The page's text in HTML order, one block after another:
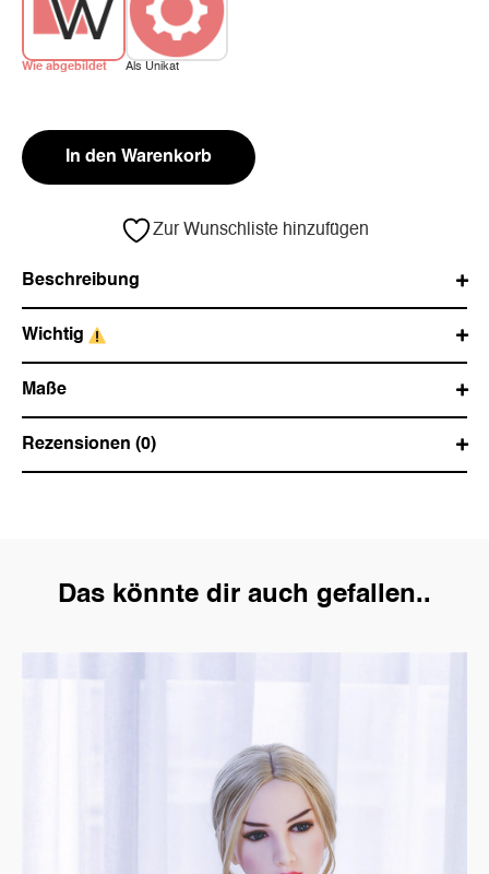
Wie abgebildet Als Unikat
In den Warenkorb
Zur Wunschliste hinzufügen
Beschreibung
Wichtig
Maße
Rezensionen (0)
Das könnte dir auch gefallen..